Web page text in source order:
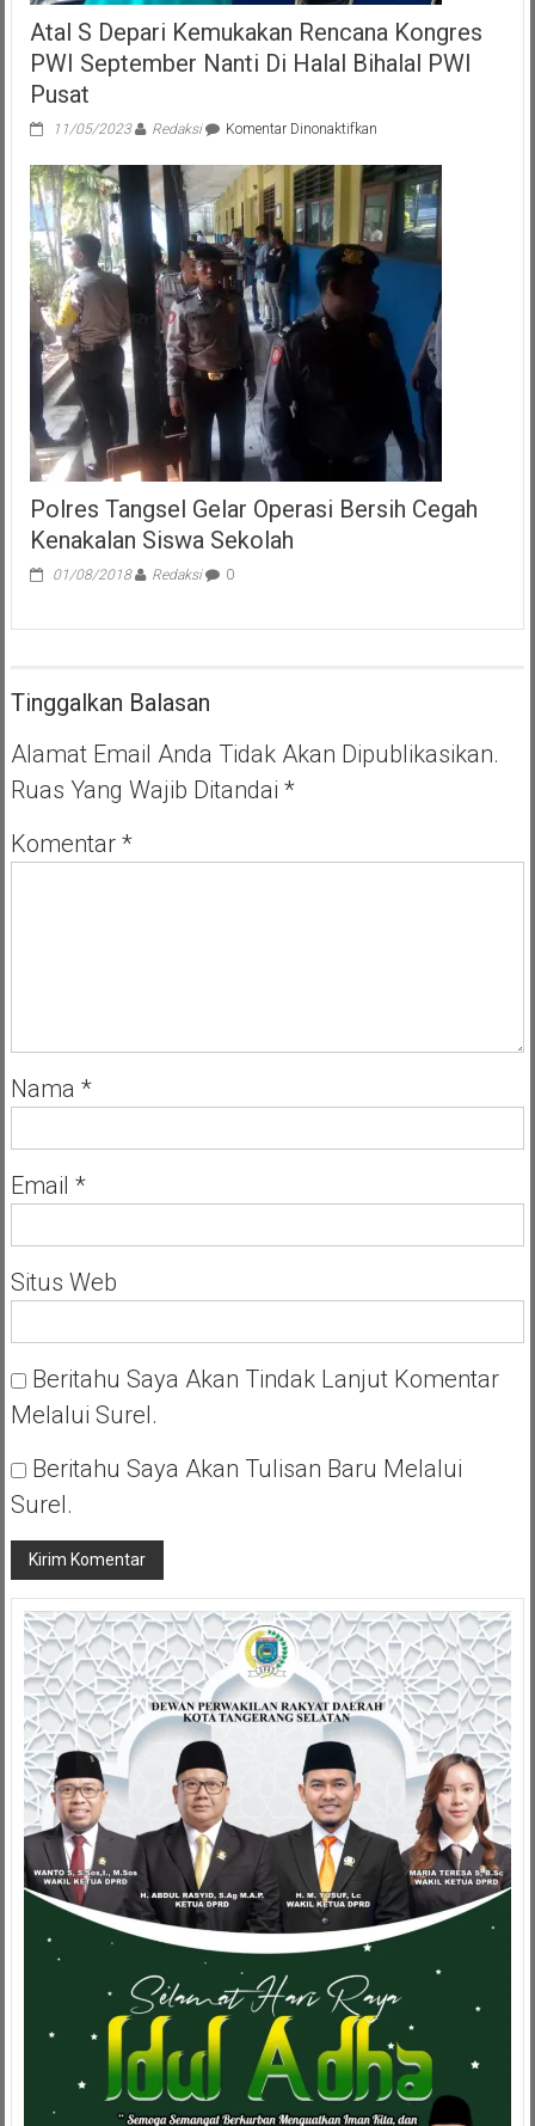
Atal S Depari Kemukakan Rencana Kongres
PWI September Nanti Di Halal Bihalal PWI
Pusat
11/05/2023 Redaksi Komentar Dinonaktifkanpada
S
Depari
Kemukakan
Rencana
Kongres
September
Nanti
Halal
Bihalal
Pusat
Polres Tangsel Gelar Operasi Bersih Cegah
Kenakalan Siswa Sekolah
01/08/2018 Redaksi 0
Tinggalkan Balasan
Alamat Email Anda Tidak Akan Dipublikasikan.
Ruas Yang Wajib Ditandai *
Komentar *
Nama *
Email *
Situs Web
Beritahu Saya Akan Tindak Lanjut Komentar
Melalui Surel.
Beritahu Saya Akan Tulisan Baru Melalui
Surel.